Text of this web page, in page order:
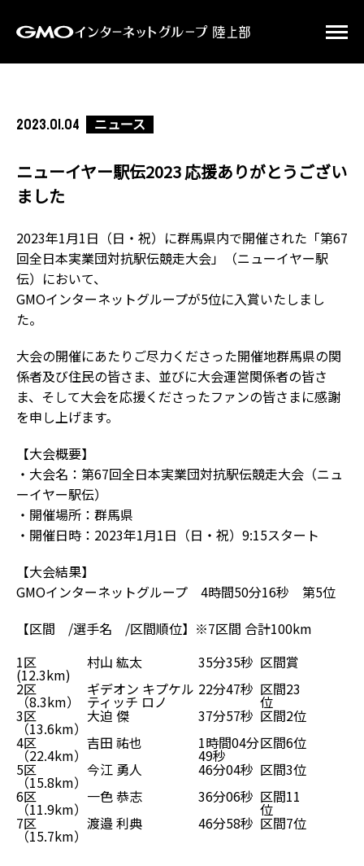
2023.01.04 ニュース
ニューイヤー駅伝2023 応援ありがとうござい
ました
2023年1月1日（日・祝）に群馬県内で開催された「第67
回全日本実業団対抗駅伝競走大会」（ニューイヤー駅
伝）において、
GMOインターネットグループが5位に入賞いたしまし
た。
大会の開催にあたりご尽力くださった開催地群馬県の関
係者及び住民の皆さま、並びに大会運営関係者の皆さ
ま、そして大会を応援くださったファンの皆さまに感謝
を申し上げます。
【大会概要】
・大会名：第67回全日本実業団対抗駅伝競走大会（ニュ
ーイヤー駅伝）
・開催場所：群馬県
・開催日時：2023年1月1日（日・祝）9:15スタート
【大会結果】
GMOインターネットグループ 4時間50分16秒 第5位
【区間 /選手名 /区間順位】※7区間 合計100km
1区
(12.3km)
村山 紘太 35分35秒 区間賞
2区
（8.3km）
ギデオン キプケル
ティッチ ロノ
22分47秒 区間23
位
3区
（13.6km）
大迫 傑 37分57秒 区間2位
4区
（22.4km）
吉田 祐也 1時間04分
49秒
区間6位
5区
（15.8km）
今江 勇人 46分04秒 区間3位
6区
（11.9km）
一色 恭志 36分06秒 区間11
位
7区
（15.7km）
渡邉 利典 46分58秒 区間7位